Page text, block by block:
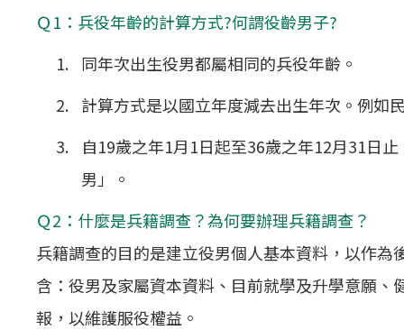
Ｑ1：兵役年齡的計算方式?何謂役齡男子?
同年次出生役男都屬相同的兵役年齡。
計算方式是以國立年度減去出生年次。例如
自19歲之年1月1日起至36歲之年12月31日
男」。
Ｑ2：什麼是兵籍調查？為何要辦理兵籍調查？
兵籍調查的目的是建立役男個人基本資料，以作
含：役男及家屬資本資料、目前就學及升學意願
報，以維護服役權益。